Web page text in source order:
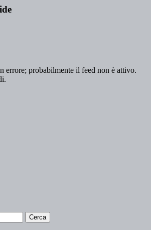
errore; probabilmente il feed non è attivo.